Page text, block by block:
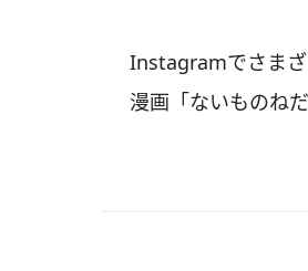
Instagramでさま
漫画「ないものね